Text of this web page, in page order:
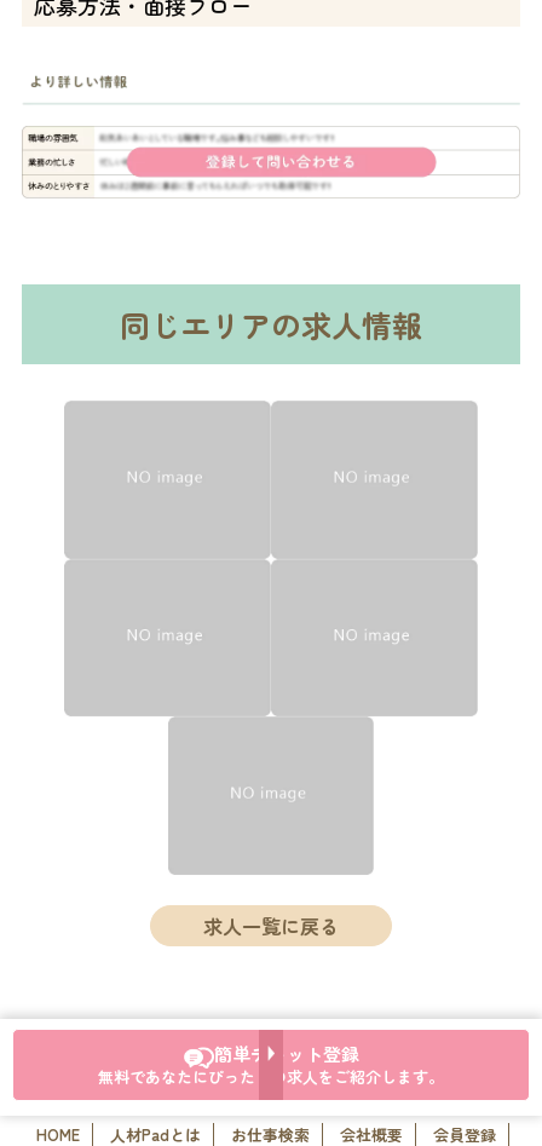
同じエリアの求人情報
求人一覧に戻る
簡単チャット登録
無料であなたにぴったりの求人をご紹介します。
HOME 人材Padとは お仕事検索 会社概要 会員登録